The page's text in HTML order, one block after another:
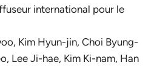
international pour le
Kim Hyun-jin, Choi Byung-
Lee Ji-hae, Kim Ki-nam, Han